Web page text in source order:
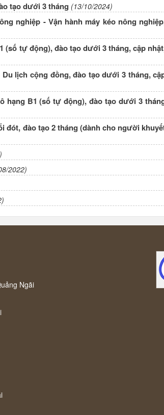
tạo dưới 3 tháng (13/10/2024)
nghiệp - Vận hành máy kéo nông
(số tự động), đào tạo dưới 3 tháng, cập
lịch cộng đồng, đào tạo dưới 3 tháng,
hạng B1 (số tự động), đào tạo dưới 3
đót, đào tạo 2 tháng (dành cho người
2022)
Ngãi